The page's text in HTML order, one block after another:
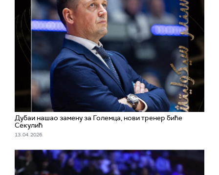
Дубаи нашао замену за Големца, нови тренер биће
Секулић
13. 04. 2026.